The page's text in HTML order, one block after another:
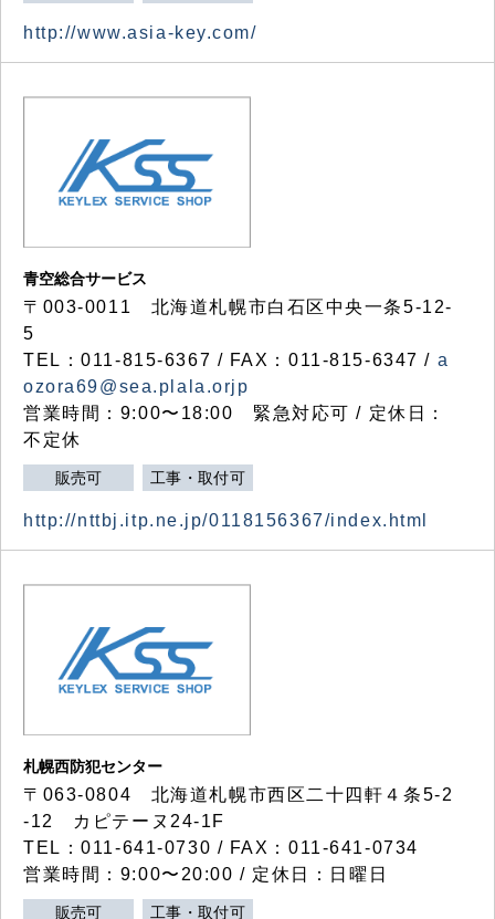
http://www.asia-key.com/
青空総合サービス
〒003-0011 北海道札幌市白石区中央一条5-12-
5
TEL：011-815-6367 / FAX：011-815-6347 / a
ozora69@sea.plala.orjp
営業時間：9:00〜18:00 緊急対応可 / 定休日：
不定休
販売可 工事・取付可
http://nttbj.itp.ne.jp/0118156367/index.html
札幌西防犯センター
〒063-0804 北海道札幌市西区二十四軒４条5-2
-12 カピテーヌ24-1F
TEL：011-641-0730 / FAX：011-641-0734
営業時間：9:00〜20:00 / 定休日：日曜日
販売可 工事・取付可